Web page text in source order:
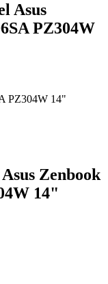
Asus
PZ304W
PZ304W 14"
Zenbook
14"